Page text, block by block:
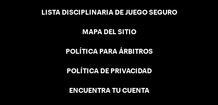
LISTA DISCIPLINARIA DE JUEGO SEGURO
MAPA DEL SITIO
POLÍTICA PARA ÁRBITROS
POLÍTICA DE PRIVACIDAD
ENCUENTRA TU CUENTA